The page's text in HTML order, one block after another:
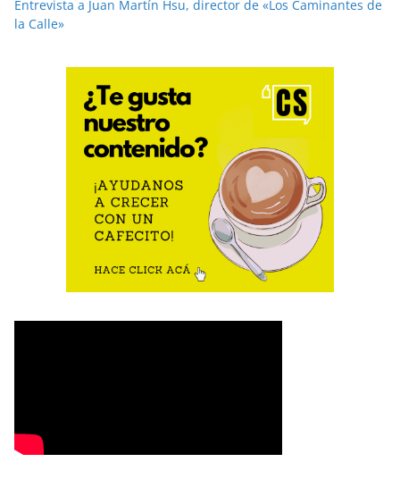
Entrevista a Juan Martín Hsu, director de «Los Caminantes de
la Calle»